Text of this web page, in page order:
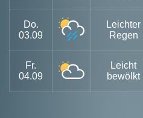
Do.
03.09
Leichter
Regen
Fr.
04.09
Leicht
bewölkt